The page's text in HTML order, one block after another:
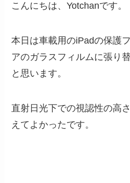
こんにちは、Yotchanです。
本日は車載用のiPadの保護
アのガラスフィルムに張り
と思います。
直射日光下での視認性の高
えてよかったです。